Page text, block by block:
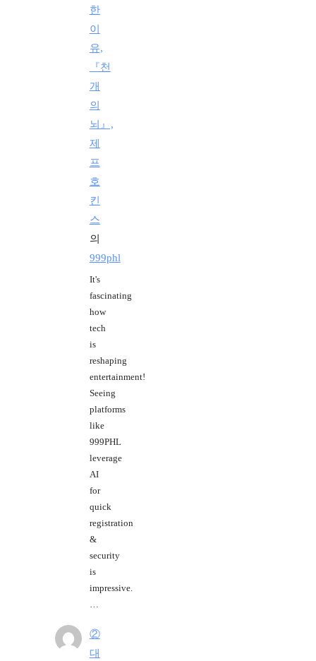
한
이
유,
『천
개
의
뇌』,
제
프
호
킨
스
의
999phl
It's
fascinating
how
tech
is
reshaping
entertainment!
Seeing
platforms
like
999PHL
leverage
AI
for
quick
registration
&
security
is
impressive.
②
대